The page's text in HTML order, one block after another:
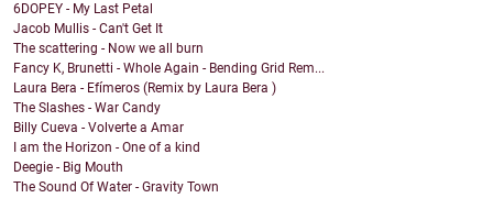
6DOPEY - My Last Petal
Jacob Mullis - Can't Get It
The scattering - Now we all burn
Fancy K, Brunetti - Whole Again - Bending Grid Rem...
Laura Bera - Efímeros (Remix by Laura Bera )
The Slashes - War Candy
Billy Cueva - Volverte a Amar
I am the Horizon - One of a kind
Deegie - Big Mouth
The Sound Of Water - Gravity Town